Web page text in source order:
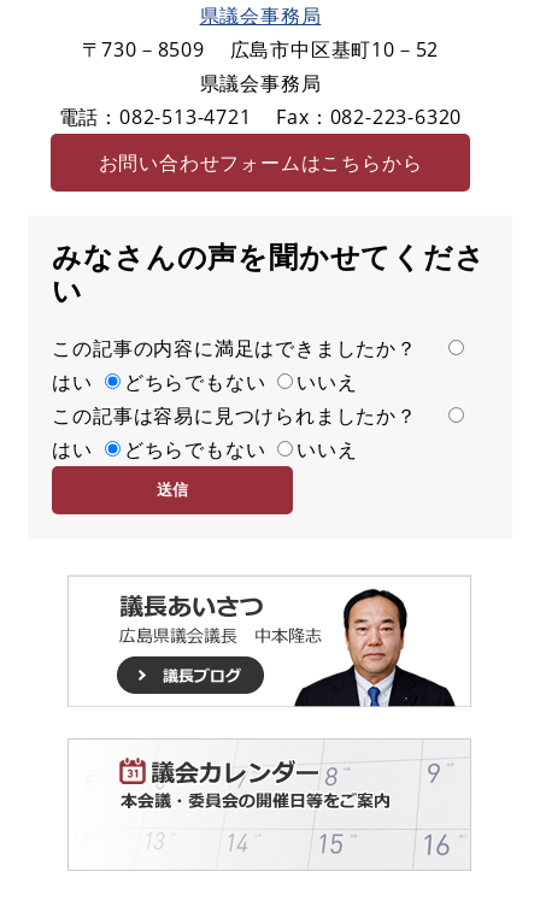
県議会事務局
〒730－8509
広島市中区基町10－52
県議会事務局
電話：082-513-4721
Fax：082-223-6320
お問い合わせフォームはこちらから
みなさんの声を聞かせてくださ
い
満
足
度
この記事の内容に満足はできましたか？
はい
どちらでもない
いいえ
容
易
この記事は容易に見つけられましたか？
はい
どちらでもない いいえ